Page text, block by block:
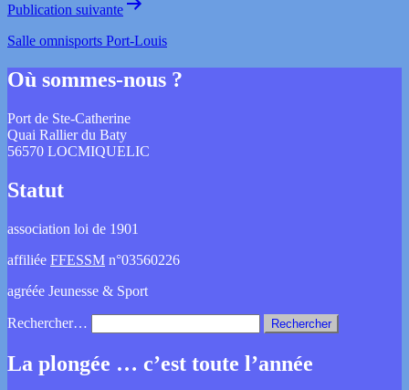
Publication suivante
Salle omnisports Port-Louis
Où sommes-nous ?
Port de Ste-Catherine
Quai Rallier du Baty
56570 LOCMIQUELIC
Statut
association loi de 1901
affiliée FFESSM n°03560226
agréée Jeunesse & Sport
Rechercher…
La plongée … c’est toute l’année